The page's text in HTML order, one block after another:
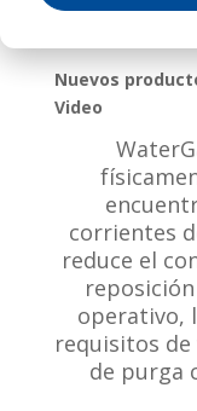
Nuevos
Video
corrientes
reduce el
operativo,
requisitos
de purga